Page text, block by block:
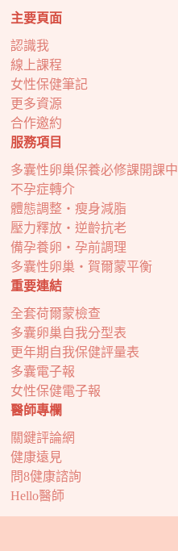
主要頁面
認識我
線上課程
女性保健筆記
更多資源
合作邀約
服務項目
多囊性卵巢保養必修課開課中
不孕症轉介
體態調整・瘦身減脂
壓力釋放・逆齡抗老
備孕養卵・孕前調理
多囊性卵巢・賀爾蒙平衡
重要連結
全套荷爾蒙檢查
多囊卵巢自我分型表
更年期自我保健評量表
多囊電子報
女性保健電子報
醫師專欄
關鍵評論網
健康遠見
問8健康諮詢
Hello醫師